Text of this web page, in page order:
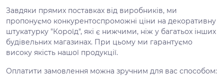
Завдяки прямих поставках від виробників, ми
пропонуємо конкурентоспроможні ціни на декоративну
штукатурку "Короїд", які є нижчими, ніж у багатьох інших
будівельних магазинах. При цьому ми гарантуємо
високу якість нашої продукції.
Оплатити замовлення можна зручним для вас способом: